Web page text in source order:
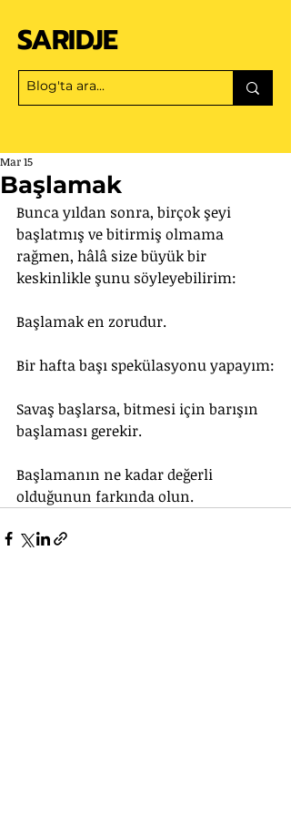
SARIDJE
Başlamak
Mar 15
Bunca yıldan sonra, birçok şeyi
başlatmış ve bitirmiş olmama
rağmen, hâlâ size büyük bir
keskinlikle şunu söyleyebilirim:
Başlamak en zorudur.
Bir hafta başı spekülasyonu yapayım:
Savaş başlarsa, bitmesi için barışın
başlaması gerekir.
Başlamanın ne kadar değerli
olduğunun farkında olun.